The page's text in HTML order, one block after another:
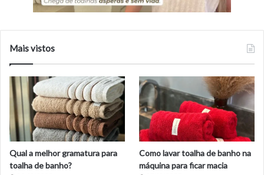
Mais vistos
Qual a melhor gramatura para
toalha de banho?
Como lavar toalha de banho na
máquina para ficar macia